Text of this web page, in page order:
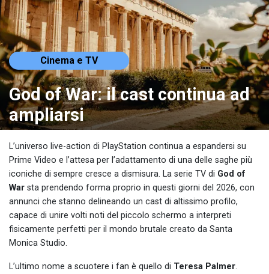
Cinema e TV
God of War: il cast continua ad
ampliarsi
L’universo live-action di PlayStation continua a espandersi su
Prime Video e l’attesa per l’adattamento di una delle saghe più
iconiche di sempre cresce a dismisura. La serie TV di God of
War sta prendendo forma proprio in questi giorni del 2026, con
annunci che stanno delineando un cast di altissimo profilo,
capace di unire volti noti del piccolo schermo a interpreti
fisicamente perfetti per il mondo brutale creato da Santa
Monica Studio.
L’ultimo nome a scuotere i fan è quello di Teresa Palmer.